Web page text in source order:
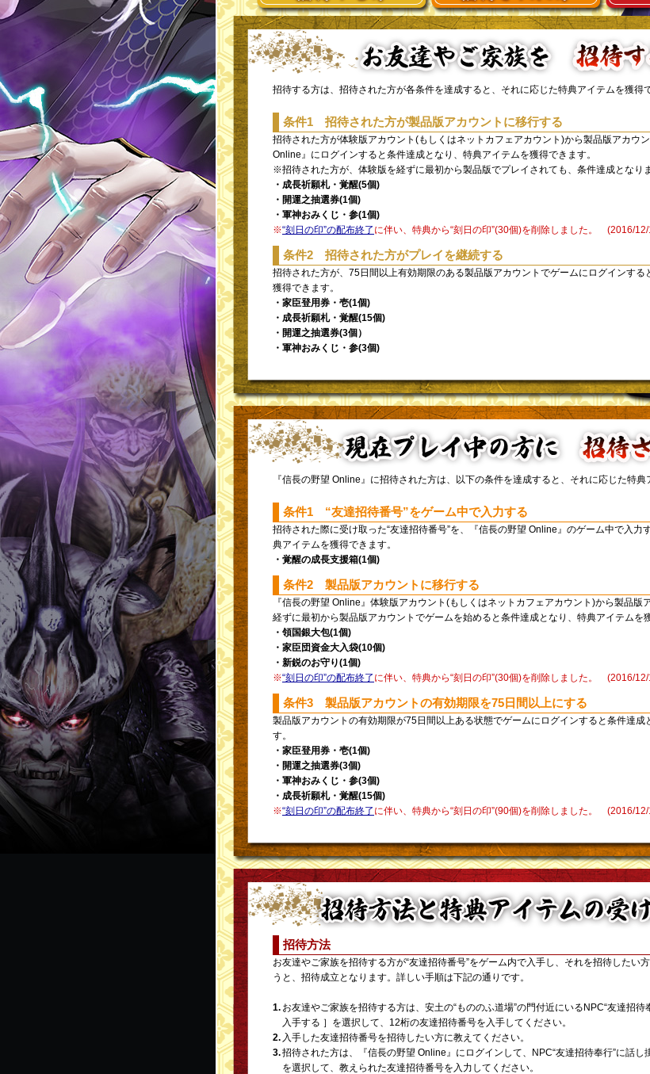
招待する方は、招待された方が各条件を達成すると、それに応じた特典アイテムを獲得
条件1 招待された方が製品版アカウントに移行する
招待された方が体験版アカウント(もしくはネットカフェアカウント)から製品版アカウ
Online』にログインすると条件達成となり、特典アイテムを獲得できます。
※招待された方が、体験版を経ずに最初から製品版でプレイされても、条件達成となりま
・成長祈願札・覚醒(5個)
・開運之抽選券(1個)
・軍神おみくじ・参(1個)
※“刻日の印”の配布終了 に伴い、特典から“刻日の印”(30個)を削除しました。 (2016/
条件2 招待された方がプレイを継続する
招待された方が、75日間以上有効期限のある製品版アカウントでゲームにログインする
獲得できます。
・家臣登用券・壱(1個)
・成長祈願札・覚醒(15個)
・開運之抽選券(3個）
・軍神おみくじ・参(3個)
『信長の野望 Online』に招待された方は、以下の条件を達成すると、それに応じた特典
条件1 “友達招待番号”をゲーム中で入力する
招待された際に受け取った“友達招待番号”を、『信長の野望 Online』のゲーム中で入力
典アイテムを獲得できます。
・覚醒の成長支援箱(1個)
条件2 製品版アカウントに移行する
『信長の野望 Online』体験版アカウント(もしくはネットカフェアカウント)から製品版
経ずに最初から製品版アカウントでゲームを始めると条件達成となり、特典アイテムを
・領国銀大包(1個)
・家臣団資金大入袋(10個)
・新鋭のお守り(1個)
※“刻日の印”の配布終了 に伴い、特典から“刻日の印”(30個)を削除しました。 (2016/
条件3 製品版アカウントの有効期限を75日間以上にする
製品版アカウントの有効期限が75日間以上ある状態でゲームにログインすると条件達成
す。
・家臣登用券・壱(1個)
・開運之抽選券(3個)
・軍神おみくじ・参(3個)
・成長祈願札・覚醒(15個)
※“刻日の印”の配布終了 に伴い、特典から“刻日の印”(90個)を削除しました。 (2016/
招待方法
お友達やご家族を招待する方が“友達招待番号”をゲーム内で入手し、それを招待したい
うと、招待成立となります。詳しい手順は下記の通りです。
1. お友達やご家族を招待する方は、安土の“もののふ道場”の門付近にいるNPC“友達招
入手する ］を選択して、12桁の友達招待番号を入手してください。
2. 入手した友達招待番号を招待したい方に教えてください。
3.招待された方は、『信長の野望 Online』にログインして、NPC“友達招待奉行”に話し
を選択して、教えられた友達招待番号を入力してください。